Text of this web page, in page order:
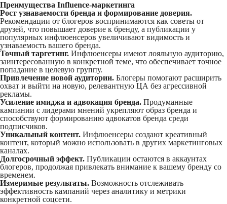
Преимущества Influence-маркетинга
Рост узнаваемости бренда и формирование доверия.
Рекомендации от блогеров воспринимаются как советы от
друзей, что повышает доверие к бренду, а публикации у
популярных инфлюенсеров увеличивают видимость и
узнаваемость вашего бренда.
Точный таргетинг. Инфлюенсеры имеют лояльную аудиторию,
заинтересованную в конкретной теме, что обеспечивает точное
попадание в целевую группу.​
Привлечение новой аудитории. Блогеры помогают расширить
охват и выйти на новую, релевантную ЦА без агрессивной
рекламы.
Усиление имиджа и адвокация бренда. Продуманные
кампании с лидерами мнений укрепляют образ бренда и
способствуют формированию адвокатов бренда среди
подписчиков.
Уникальный контент. Инфлюенсеры создают креативный
контент, который можно использовать в других маркетинговых
каналах.
Долгосрочный эффект. Публикации остаются в аккаунтах
блогеров, продолжая привлекать внимание к вашему бренду со
временем.
Измеримые результаты. Возможность отслеживать
эффективность кампаний через аналитику и метрики
конкретной соцсети.